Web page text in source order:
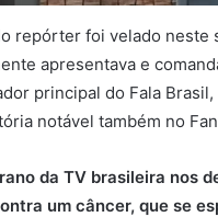
repórter foi velado neste
apresentava e
principal do Fala
notável também no
da TV brasileira nos
um câncer, que se